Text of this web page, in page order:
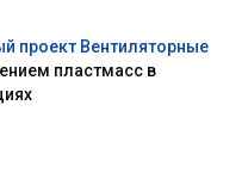
проект Вентиляторные
пластмасс в